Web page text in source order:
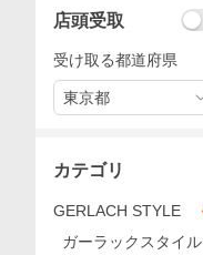
店頭受取
受け取る都道府県
東京都
カテゴリ
GERLACH STYLE
ガーラックスタイル